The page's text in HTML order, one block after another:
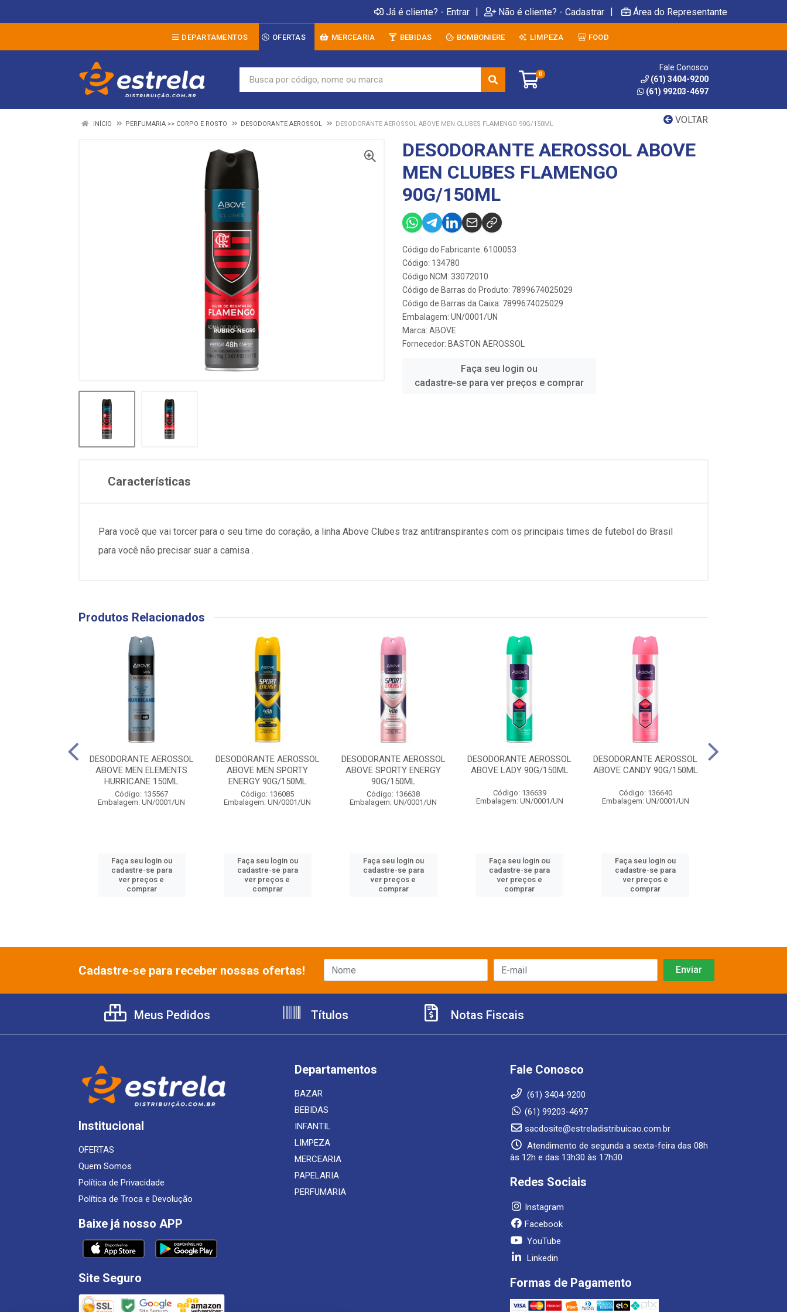
Já é cliente? - Entrar | Não é cliente? - Cadastrar | Área do Representante
DEPARTAMENTOS OFERTAS MERCEARIA BEBIDAS BOMBONIERE LIMPEZA FOOD
0
Fale Conosco
(61) 3404-9200
(61) 99203-4697
VOLTAR
INÍCIO PERFUMARIA >> CORPO E ROSTO DESODORANTE AEROSSOL DESODORANTE AEROSSOL ABOVE MEN CLUBES FLAMENGO 90G/150ML
DESODORANTE AEROSSOL ABOVE
MEN CLUBES FLAMENGO
90G/150ML
Código do Fabricante: 6100053
Código: 134780
Código NCM: 33072010
Código de Barras do Produto: 7899674025029
Código de Barras da Caixa: 7899674025029
Embalagem: UN/0001/UN
Marca: ABOVE
Fornecedor: BASTON AEROSSOL
Faça seu login ou
cadastre-se para ver preços e comprar
Características
Para você que vai torcer para o seu time do coração, a linha Above Clubes traz antitranspirantes com os principais times de futebol do Brasil
para você não precisar suar a camisa .
Produtos Relacionados
DESODORANTE AEROSSOL
ABOVE MEN ELEMENTS
HURRICANE 150ML
Código: 135567
Embalagem: UN/0001/UN
Faça seu login ou
cadastre-se para
ver preços e
comprar
DESODORANTE AEROSSOL
ABOVE MEN SPORTY
ENERGY 90G/150ML
Código: 136085
Embalagem: UN/0001/UN
Faça seu login ou
cadastre-se para
ver preços e
comprar
DESODORANTE AEROSSOL
ABOVE SPORTY ENERGY
90G/150ML
Código: 136638
Embalagem: UN/0001/UN
Faça seu login ou
cadastre-se para
ver preços e
comprar
DESODORANTE AEROSSOL
ABOVE LADY 90G/150ML
Código: 136639
Embalagem: UN/0001/UN
Faça seu login ou
cadastre-se para
ver preços e
comprar
DESODORANTE AEROSSOL
ABOVE CANDY 90G/150ML
Código: 136640
Embalagem: UN/0001/UN
Faça seu login ou
cadastre-se para
ver preços e
comprar
Cadastre-se para receber nossas ofertas!
Meus Pedidos Títulos Notas Fiscais
Institucional
OFERTAS
Quem Somos
Política de Privacidade
Política de Troca e Devolução
Baixe já nosso APP
Site Seguro
Departamentos
BAZAR
BEBIDAS
INFANTIL
LIMPEZA
MERCEARIA
PAPELARIA
PERFUMARIA
Fale Conosco
(61) 3404-9200
(61) 99203-4697
sacdosite@estreladistribuicao.com.br
Atendimento de segunda a sexta-feira das 08h
às 12h e das 13h30 às 17h30
Redes Sociais
Instagram
Facebook
YouTube
Linkedin
Formas de Pagamento